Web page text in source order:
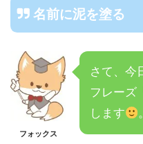
名前に泥を塗る
フォックス
さて、今
フレーズ
します
。